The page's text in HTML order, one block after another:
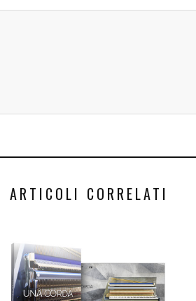
ARTICOLI CORRELATI